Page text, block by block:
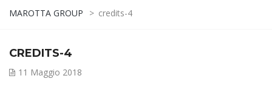
MAROTTA GROUP > credits-4
CREDITS-4
11 Maggio 2018